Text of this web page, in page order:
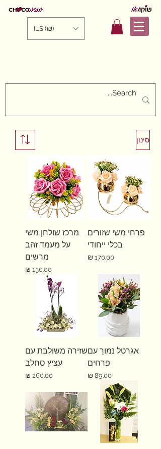
ILS (₪)
סינון
פרחי משי שזורים
בכלי ייחודי
מחיר
מרכז שולחן משי
על מעמד זהב
מרשים
מחיר
אגרטל נמוך עם
פרחים
מחיר
שזירה משולבת עם
עציץ סחלב
מחיר